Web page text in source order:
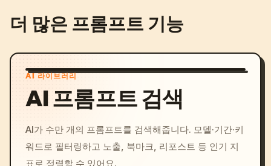
더 많은 프롬프트 기능
AI 라이브러리
AI 프롬프트 검색
AI가 수만 개의 프롬프트를 검색해줍니다. 모델·기간·키
워드로 필터링하고 노출, 북마크, 리포스트 등 인기 지
표로 정렬할 수 있어요.